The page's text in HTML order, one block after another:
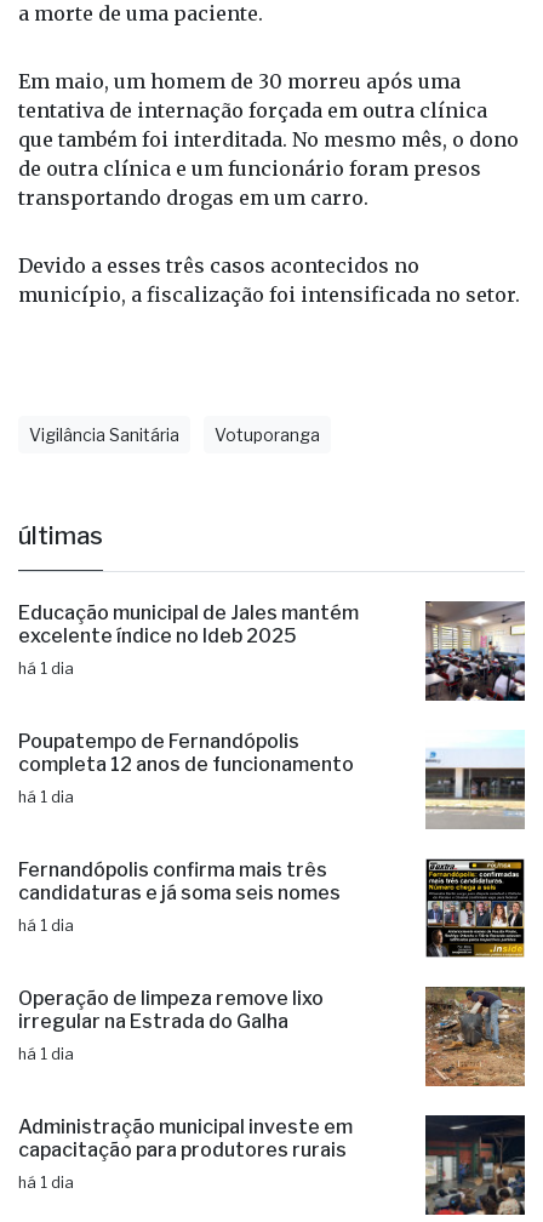
a morte de uma paciente.
Em maio, um homem de 30 morreu após uma
tentativa de internação forçada em outra clínica
que também foi interditada. No mesmo mês, o dono
de outra clínica e um funcionário foram presos
transportando drogas em um carro.
Devido a esses três casos acontecidos no
município, a fiscalização foi intensificada no setor.
Vigilância Sanitária Votuporanga
últimas
Educação municipal de Jales mantém
excelente índice no Ideb 2025
há 1 dia
Poupatempo de Fernandópolis
completa 12 anos de funcionamento
há 1 dia
Fernandópolis confirma mais três
candidaturas e já soma seis nomes
há 1 dia
Operação de limpeza remove lixo
irregular na Estrada do Galha
há 1 dia
Administração municipal investe em
capacitação para produtores rurais
há 1 dia